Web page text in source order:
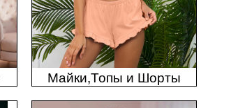
Майки,Топы и Шорты